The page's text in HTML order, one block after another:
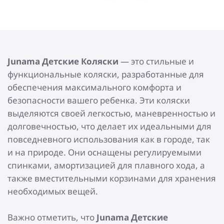
Junama Детские Коляски — это стильные и
функциональные коляски, разработанные для
обеспечения максимального комфорта и
безопасности вашего ребенка. Эти коляски
выделяются своей легкостью, маневренностью и
долговечностью, что делает их идеальными для
повседневного использования как в городе, так
и на природе. Они оснащены регулируемыми
спинками, амортизацией для плавного хода, а
также вместительными корзинами для хранения
необходимых вещей.
Важно отметить, что Junama Детские